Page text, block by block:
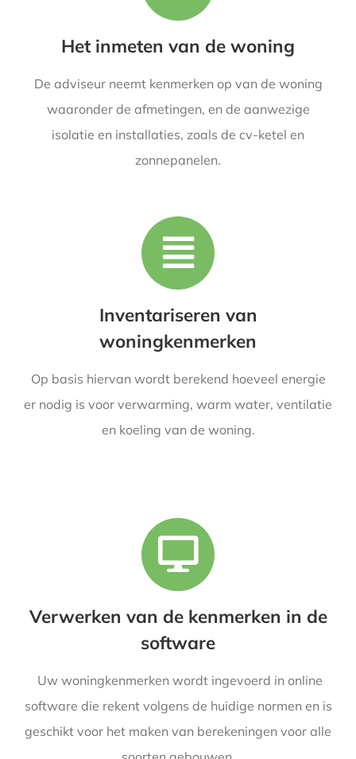
Het inmeten van de woning
De adviseur neemt kenmerken op van de woning
waaronder de afmetingen, en de aanwezige
isolatie en installaties, zoals de cv-ketel en
zonnepanelen.
Inventariseren van
woningkenmerken
Op basis hiervan wordt berekend hoeveel energie
er nodig is voor verwarming, warm water, ventilatie
en koeling van de woning.
Verwerken van de kenmerken in de
software
Uw woningkenmerken wordt ingevoerd in online
software die rekent volgens de huidige normen en is
geschikt voor het maken van berekeningen voor alle